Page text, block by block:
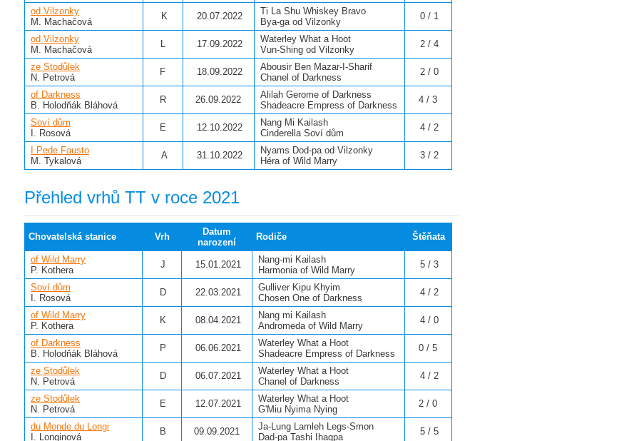
od Vilzonky
M. Machačová
K 20.07.2022
Ti La Shu Whiskey Bravo
Bya-ga od Vilzonky
0 / 1
od Vilzonky
M. Machačová
L 17.09.2022
Waterley What a Hoot
Vun-Shing od Vilzonky
2 / 4
ze Stodůlek
N. Petrová
F 18.09.2022
Abousir Ben Mazar-I-Sharif
Chanel of Darkness
2 / 0
of Darkness
B. Holodňák Bláhová
R 26.09.2022
Alilah Gerome of Darkness
Shadeacre Empress of Darkness
4 / 3
Soví dům
I. Rosová
E 12.10.2022
Nang Mi Kailash
Cinderella Soví dům
4 / 2
I Pede Fausto
M. Tykalová
A 31.10.2022
Nyams Dod-pa od Vilzonky
Héra of Wild Marry
3 / 2
Přehled vrhů TT v roce 2021
Chovatelská stanice Vrh
Datum
narození
Rodiče Štěňata
of Wild Marry
P. Kothera
J 15.01.2021
Nang-mi Kailash
Harmonia of Wild Marry
5 / 3
Soví dům
I. Rosová
D 22.03.2021
Gulliver Kipu Khyim
Chosen One of Darkness
4 / 2
of Wild Marry
P. Kothera
K 08.04.2021
Nang mi Kailash
Andromeda of Wild Marry
4 / 0
of Darkness
B. Holodňák Bláhová
P 06.06.2021
Waterley What a Hoot
Shadeacre Empress of Darkness
0 / 5
ze Stodůlek
N. Petrová
D 06.07.2021
Waterley What a Hoot
Chanel of Darkness
4 / 2
ze Stodůlek
N. Petrová
E 12.07.2021
Waterley What a Hoot
G'Miu Nyima Nying
2 / 0
du Monde du Longi
I. Longinová
B 09.09.2021
Ja-Lung Lamleh Legs-Smon
Dad-pa Tashi Ihagpa
5 / 5